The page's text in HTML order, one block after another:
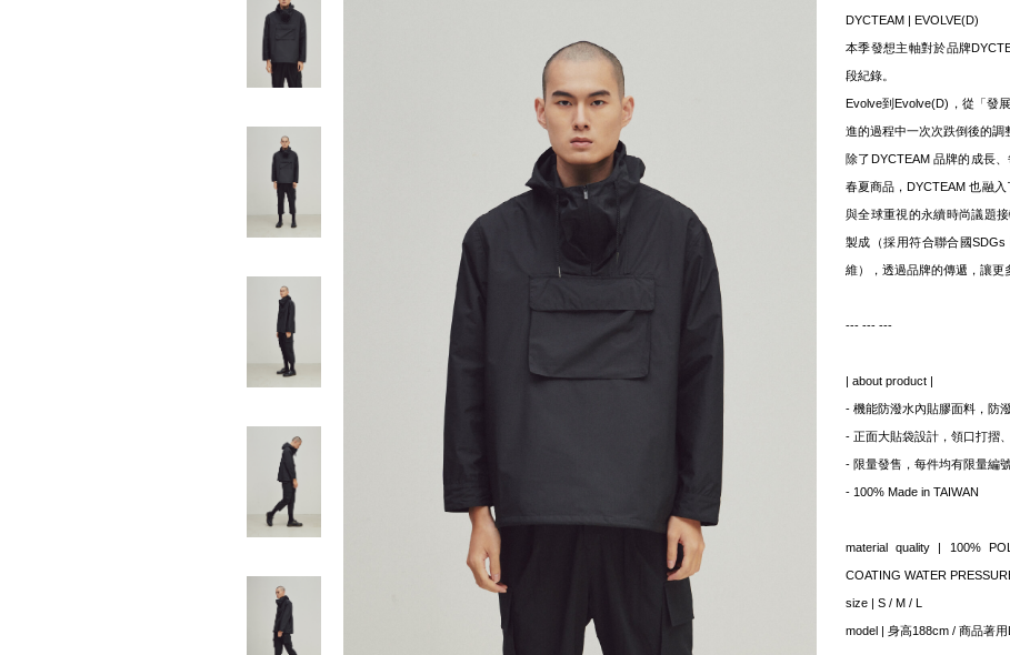
DYCTEAM | EVOLVE(D)
本季發想主軸對於品牌
段紀錄。
Evolve到Evolve(D)，從「發
進的過程中一次次跌倒後的調
除了DYCTEAM 品牌的成長
春夏商品，DYCTEAM 也融
與全球重視的永續時尚議題
製成（採用符合聯合國
維），透過品牌的傳遞，讓更
--- --- ---
| about product |
- 機能防潑水內貼膠面料，防
- 正面大貼袋設計，領口打摺
- 限量發售，每件均有限量編號
- 100% Made in TAIWAN
material quality | 100%
COATING WATER
size | S / M / L
model | 身高188cm / 商品著用L